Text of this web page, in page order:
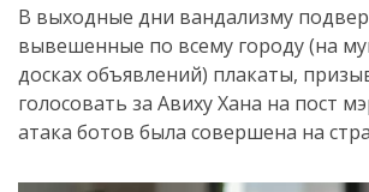
В выходные дни вандализму
вывешенные по всему городу (на
досках объявлений) плакаты,
голосовать за Авиху Хана на пост
атака ботов была совершена на